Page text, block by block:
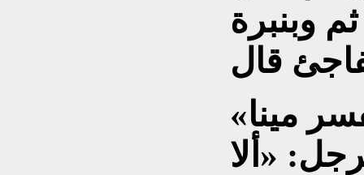
وبنبرة
«هل لا تزال هنا؟»، فاستفسر مينا
«ألا